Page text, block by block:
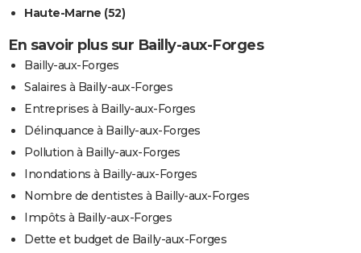
Haute-Marne (52)
En savoir plus sur Bailly-aux-Forges
Bailly-aux-Forges
Salaires à Bailly-aux-Forges
Entreprises à Bailly-aux-Forges
Délinquance à Bailly-aux-Forges
Pollution à Bailly-aux-Forges
Inondations à Bailly-aux-Forges
Nombre de dentistes à Bailly-aux-Forges
Impôts à Bailly-aux-Forges
Dette et budget de Bailly-aux-Forges